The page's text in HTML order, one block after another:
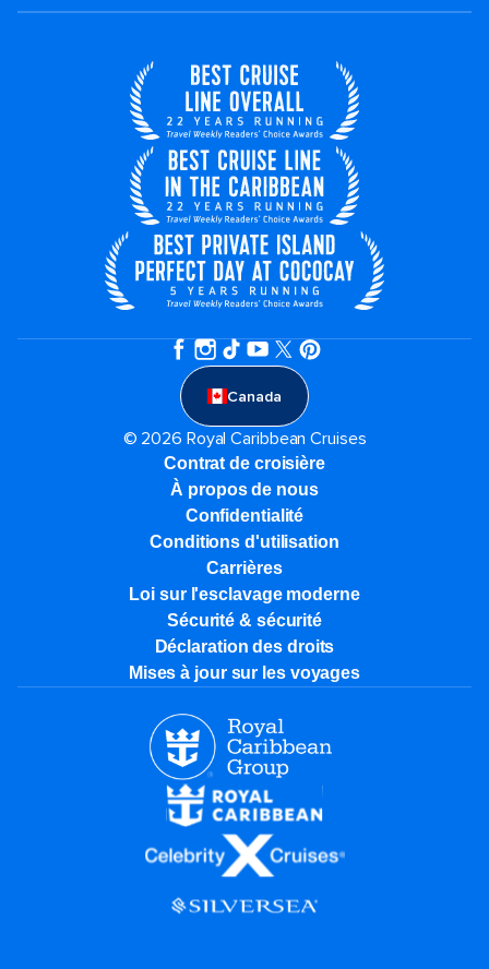
Canada
© 2026 Royal Caribbean Cruises
Contrat de croisière
À propos de nous
Confidentialité
Conditions d'utilisation
Carrières
Loi sur l'esclavage moderne
Sécurité & sécurité
Déclaration des droits
Mises à jour sur les voyages